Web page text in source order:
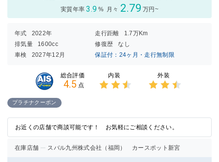
実質年率 3.9 % 月々 2.79 万円~
年式 2022年 走行距離
1.7万Km
排気量
1600cc 修復歴
なし
車検
2027年12月 保証付：24ヶ月・走行無制限
総合評価
4.5 点
内装 外装
プラチナクーポン
お近くの店舗で商談可能です！ お気軽にご相談ください。
在庫店舗 スバル九州株式会社（福岡） カースポット新宮